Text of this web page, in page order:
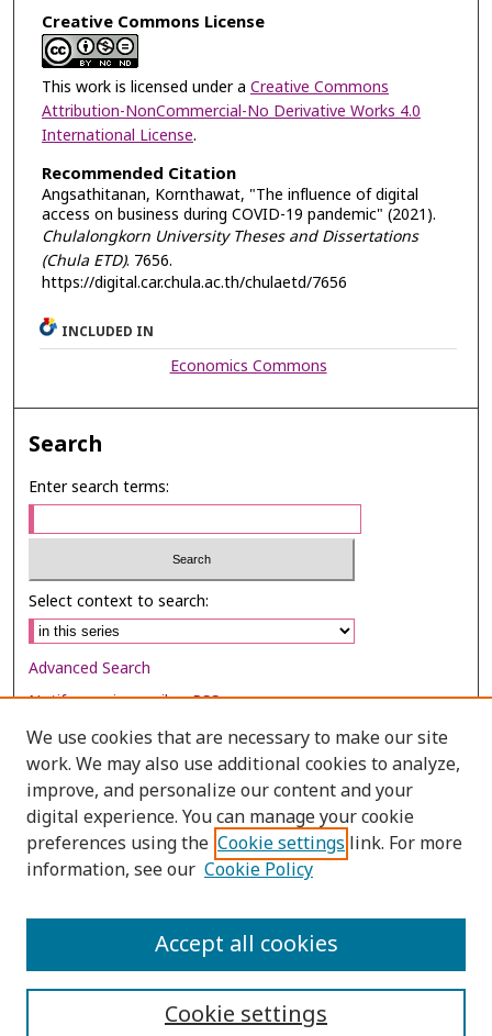
Creative Commons License
This work is licensed under a Creative Commons
Attribution-NonCommercial-No Derivative Works 4.0
International License.
Recommended Citation
Angsathitanan, Kornthawat, "The influence of digital
access on business during COVID-19 pandemic" (2021).
Chulalongkorn University Theses and Dissertations
(Chula ETD). 7656.
https://digital.car.chula.ac.th/chulaetd/7656
INCLUDED IN
Economics Commons
Search
Enter search terms:
Select context to search:
Advanced Search
Notify me via email orRSS
Browse
Collections
Disciplines
Authors
We use cookies that are necessary to make our site
work. We may also use additional cookies to analyze,
improve, and personalize our content and your
digital experience. You can manage your cookie
preferences using the Cookie settings link. For more
information, see our Cookie Policy
Cookie settings
Accept all cookies